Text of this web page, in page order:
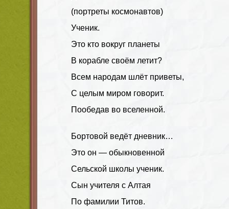
(портреты космонавтов)
Ученик.
Это кто вокруг планеты
В корабле своём летит?
Всем народам шлёт приветы,
С целым миром говорит.
Пообедав во вселенной.
Бортовой ведёт дневник…
Это он — обыкновенной
Сельской школы ученик.
Сын учителя с Алтая
По фамилии Титов.